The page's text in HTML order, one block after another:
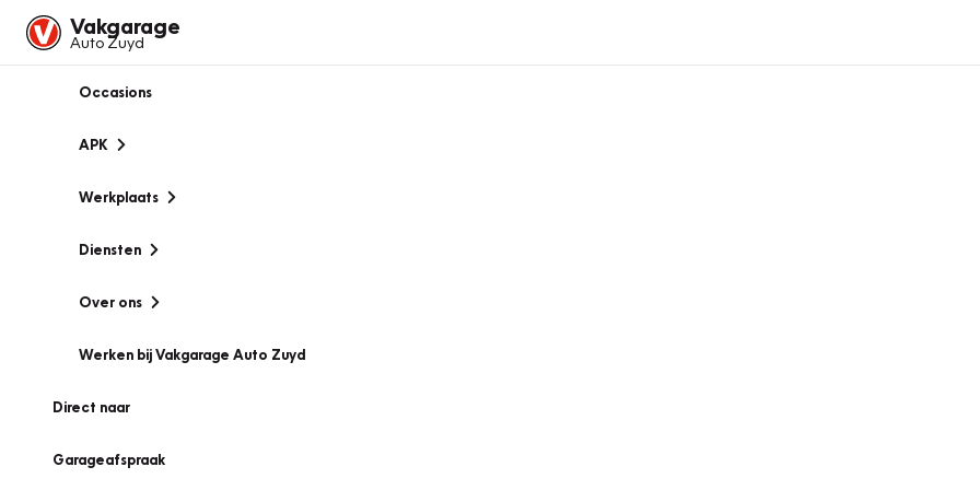
Vakgarage
Auto Zuyd
Occasions
APK
Werkplaats
Diensten
Over ons
Werken bij Vakgarage Auto Zuyd
Direct naar
Garageafspraak